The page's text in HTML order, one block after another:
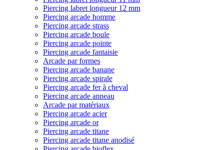
Piercing labret longueur 12 mm
Piercing arcade homme
Piercing arcade strass
Piercing arcade boule
Piercing arcade pointe
Piercing arcade fantaisie
Arcade par formes
Piercing arcade banane
Piercing arcade spirale
Piercing arcade fer à cheval
Piercing arcade anneau
Arcade par matériaux
Piercing arcade acier
Piercing arcade or
Piercing arcade titane
Piercing arcade titane anodisé